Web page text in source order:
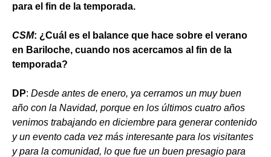
para el fin de la temporada.
CSM: ¿Cuál es el balance que hace sobre el verano
en Bariloche, cuando nos acercamos al fin de la
temporada?
DP: Desde antes de enero, ya cerramos un muy buen
año con la Navidad, porque en los últimos cuatro años
venimos trabajando en diciembre para generar contenido
y un evento cada vez más interesante para los visitantes
y para la comunidad, lo que fue un buen presagio para